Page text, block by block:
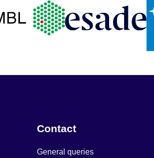
Contact
General queries